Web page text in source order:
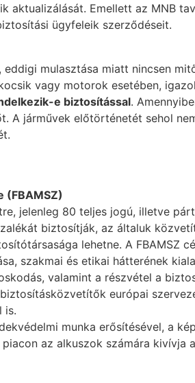
Emellett az MNB
ügyfeleik szerződéseit.
, eddigi mulasztása miatt nincsen
vagy motorok esetében,
e biztosítással.
A járművek előtörténetét sehol
(FBAMSZ)
jelenleg 80 teljes jogú, illetve
biztosítják, az általuk
lehetne. A FBAMSZ
szakmai és etikai hátterének
valamint a részvétel a
európai
is.
munka erősítésével, a
az alkuszok számára kivívja